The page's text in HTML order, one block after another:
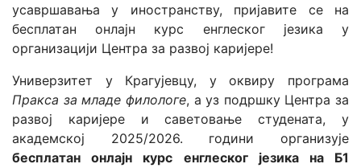
усавршавања у иностранству, пријавите се на
бесплатан онлајн курс енглеског језика у
организацији Центра за развој каријере!
Универзитет у Крагујевцу, у оквиру програма
Пракса за младе филологе, а уз подршку Центра за
развој каријере и саветовање студената, у
академској 2025/2026. години организује
бесплатан онлајн курс
енглеског језика на Б1